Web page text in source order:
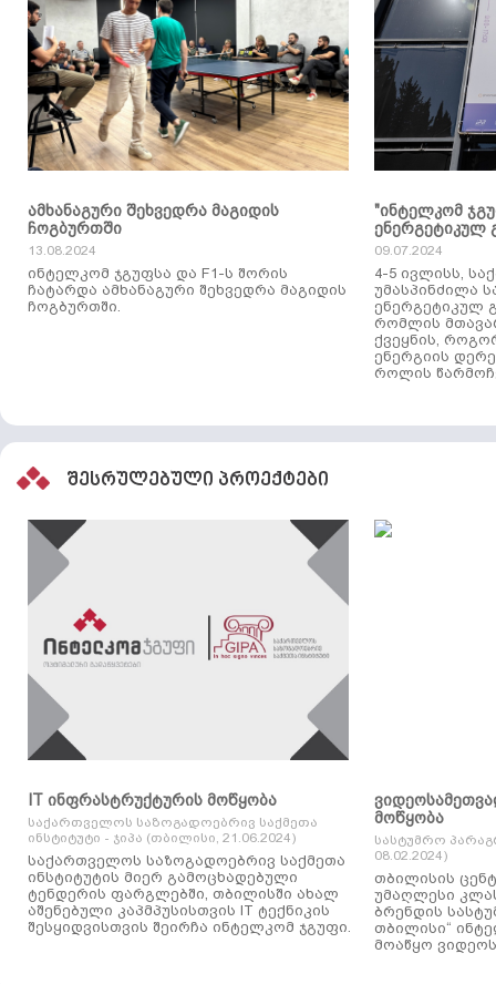
ამხანაგური შეხვედრა მაგიდის
ჩოგბურთში
13.08.2024
ინტელკომ ჯგუფსა და F1-ს შორის
ჩატარდა ამხანაგური შეხვედრა მაგიდის
ჩოგბურთში.
"ინტელკომ
ენერგეტიკულ
09.07.2024
4-5 ივლისს,
უმასპინძილა
ენერგეტიკულ
რომლის
ქვეყნის,
ენერგიის
როლის
შესრულებული პროექტები
IT ინფრასტრუქტურის მოწყობა
საქართველოს საზოგადოებრივ საქმეთა
ინსტიტუტი - ჯიპა (თბილისი, 21.06.2024)
საქართველოს საზოგადოებრივ საქმეთა
ინსტიტუტის მიერ გამოცხადებული
ტენდერის ფარგლებში, თბილისში ახალ
აშენებული კაპმპუსისთვის IT ტექნიკის
შესყიდვისთვის შეირჩა ინტელკომ ჯგუფი.
მოწყობა
სასტუმრო
08.02.2024)
თბილისის
უმაღლესი
ბრენდის
თბილისი“
მოაწყო